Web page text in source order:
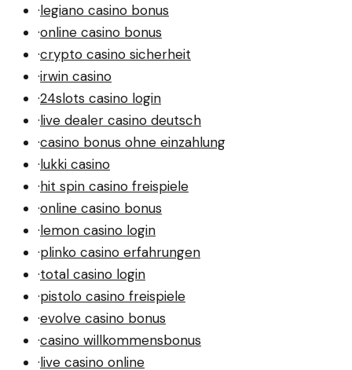
·legiano casino bonus
·online casino bonus
·crypto casino sicherheit
·irwin casino
·24slots casino login
·live dealer casino deutsch
·casino bonus ohne einzahlung
·lukki casino
·hit spin casino freispiele
·online casino bonus
·lemon casino login
·plinko casino erfahrungen
·total casino login
·pistolo casino freispiele
·evolve casino bonus
·casino willkommensbonus
·live casino online